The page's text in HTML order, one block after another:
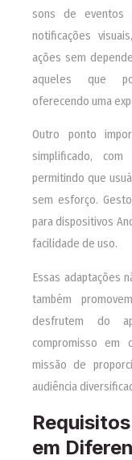
sons de eventos
notificações
ações sem
aqueles que
oferecendo uma
Outro ponto
simplificado,
permitindo que
sem esforço.
para dispositivos
facilidade de uso.
Essas adaptações
também
desfrutem do
compromisso em
missão de
audiência
em